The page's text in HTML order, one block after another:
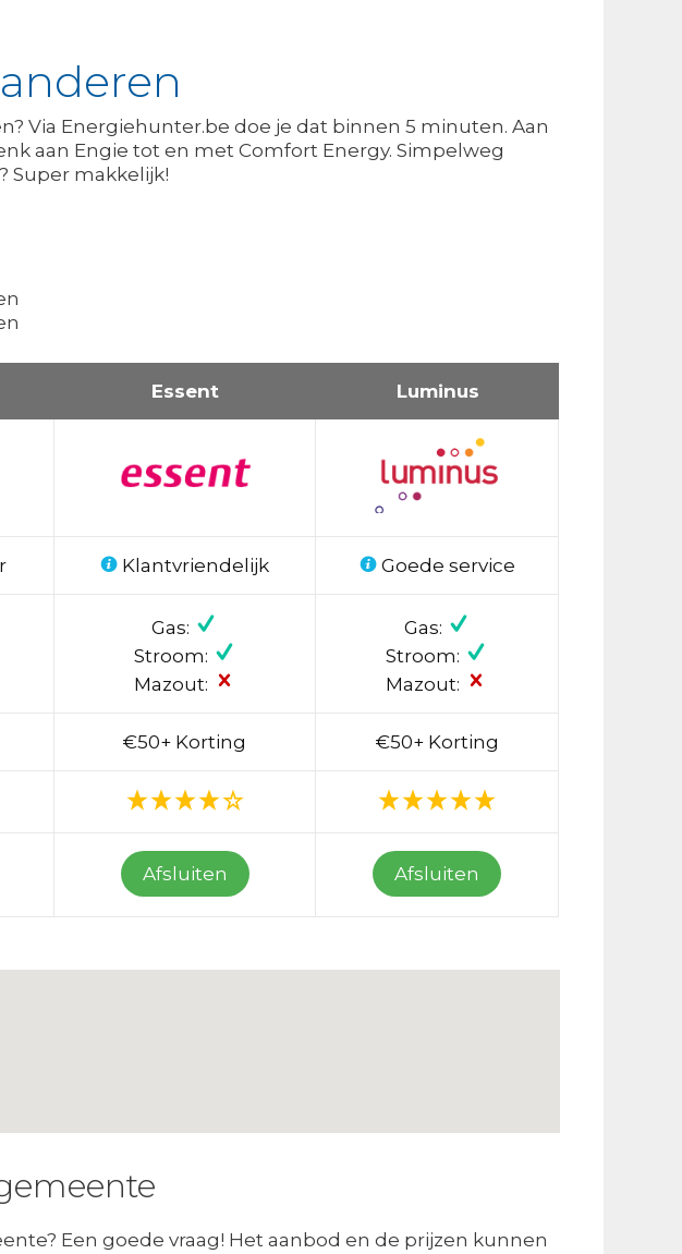
Via Energiehunter.be doe je dat binnen 5 minuten. Aan
aan Engie tot en met Comfort Energy. Simpelweg
Super makkelijk!
Essent Luminus
Klantvriendelijk Goede service
Gas:
Stroom:
Mazout:
Gas:
Stroom:
Mazout:
€50+ Korting €50+ Korting
Afsluiten Afsluiten
Een goede vraag! Het aanbod en de prijzen kunnen